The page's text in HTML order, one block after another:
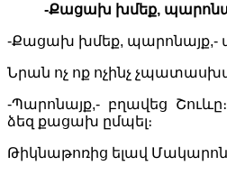
-Քացախ խմեք,
-Քացախ խմեք, պարոնայք,-
Նրան ոչ ոք ոչինչ
-Պարոնայք,- բղավեց
ձեզ քացախ ըմպել։
Թիկնաթոռից ելավ